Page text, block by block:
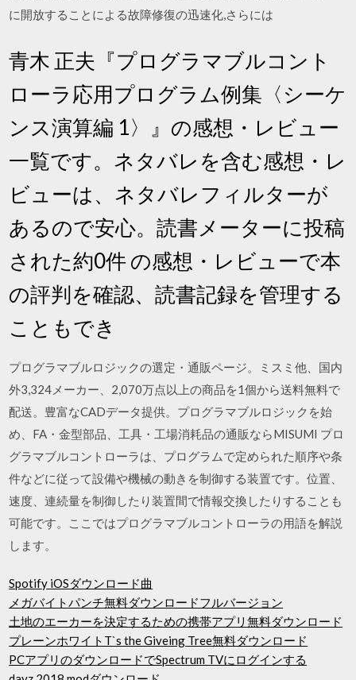
に開放することによる故障修復の迅速化,さらには
青木 正夫『プログラマブルコント
ローラ応用プログラム例集〈シーケ
ンス演算編 1〉』の感想・レビュー
一覧です。ネタバレを含む感想・レ
ビューは、ネタバレフィルターが
あるので安心。読書メーターに投稿
された約0件 の感想・レビューで本
の評判を確認、読書記録を管理する
こともでき
プログラマブルロジックの選定・通販ページ。ミスミ他、国内
外3,324メーカー、2,070万点以上の商品を1個から送料無料で
配送。豊富なCADデータ提供。プログラマブルロジックを始
め、FA・金型部品、工具・工場消耗品の通販ならMISUMI プロ
グラマブルコントローラは、プログラムで定められた順序や条
件などに従って設備や機械の動きを制御する装置です。位置、
速度、連続量を制御したり装置間で情報交換したりすることも
可能です。ここではプログラマブルコントローラの用語を解説
します。
Spotify iOSダウンロード曲
メガバイトパンチ無料ダウンロードフルバージョン
土地のエーカーを決定するための携帯アプリ無料ダウンロード
プレーンホワイトT`s the Giveing Tree無料ダウンロード
PCアプリのダウンロードでSpectrum TVにログインする